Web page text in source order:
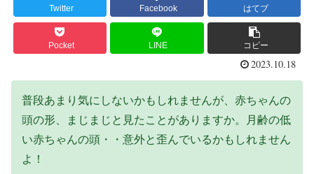
Twitter Facebook はてブ
Pocket LINE コピー
2023.10.18
普段あまり気にしないかもしれませんが、赤ちゃんの
頭の形、まじまじと見たことがありますか。月齢の低
い赤ちゃんの頭・・意外と歪んでいるかもしれません
よ！